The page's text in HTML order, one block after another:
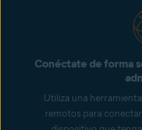
Conéctate de forma
Utiliza una
remotos para